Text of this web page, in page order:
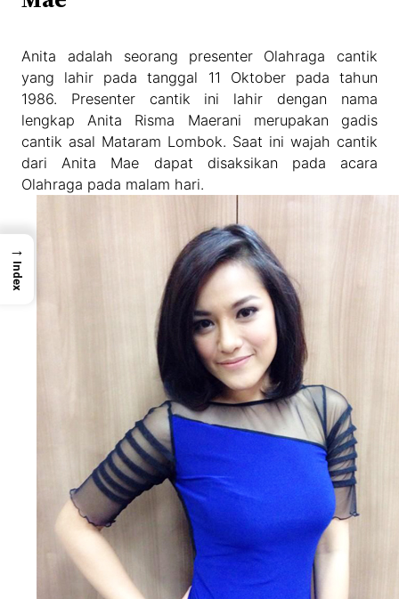
Anita adalah seorang presenter Olahraga cantik
yang lahir pada tanggal 11 Oktober pada tahun
1986. Presenter cantik ini lahir dengan nama
lengkap Anita Risma Maerani merupakan gadis
cantik asal Mataram Lombok. Saat ini wajah cantik
dari Anita Mae dapat disaksikan pada acara
Olahraga pada malam hari.
→
Index